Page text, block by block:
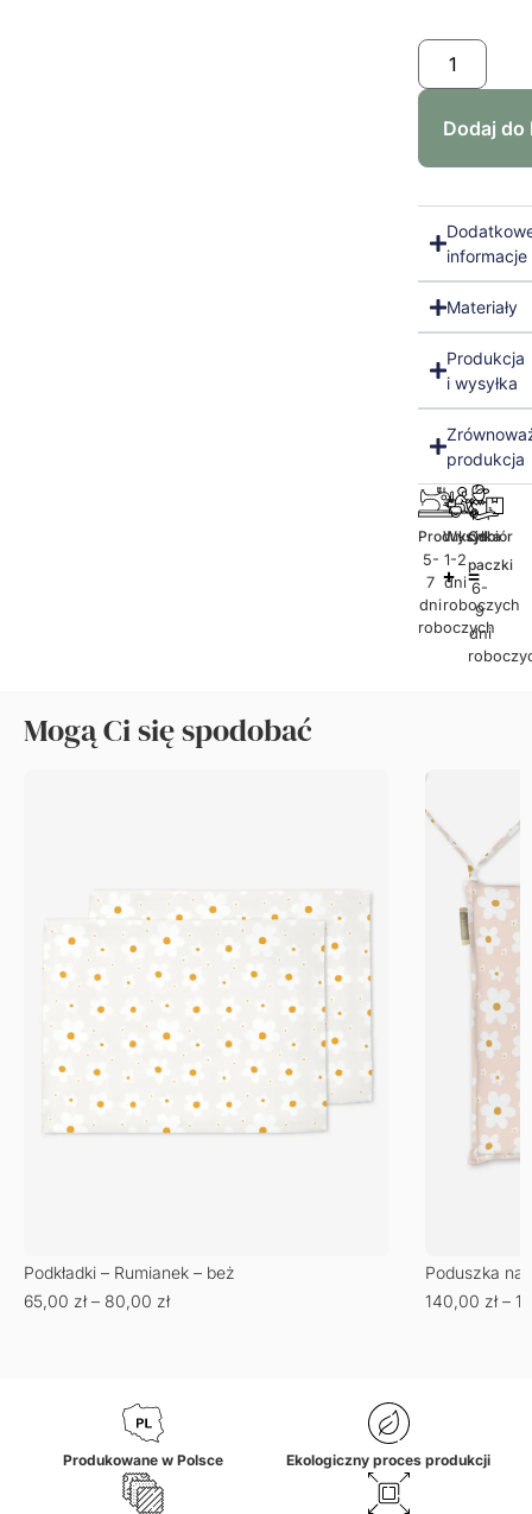
Dodaj do
informacje
Materiały
Produkcja
i wysyłka
produkcja
Produkcja
5-
7
dni
roboczych
Wysyłka
1-2
dni
roboczych
Odbiór
paczki
6-
9
dni
Mogą Ci się spodobać
Podkładki – Rumianek – beż
65,00 zł – 80,00 zł
Poduszka na
140,00 zł –
Produkowane w Polsce Ekologiczny proces produkcji